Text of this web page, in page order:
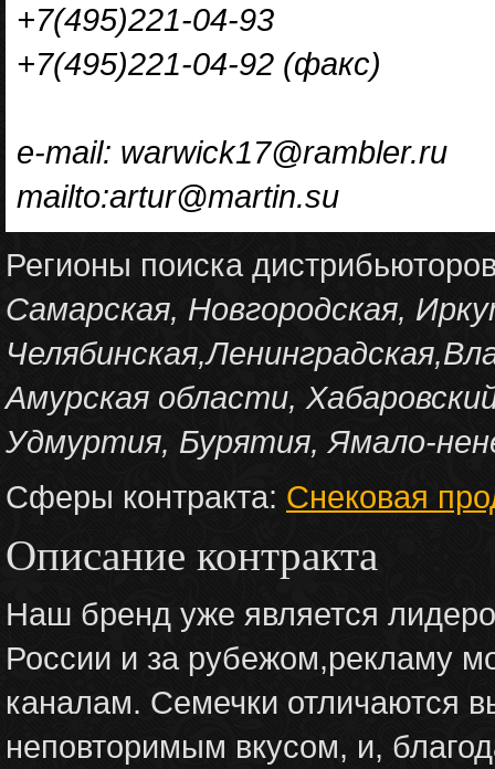
+7(495)221-04-93
+7(495)221-04-92 (факс)
e-mail: warwick17@rambler.ru
mailto:artur@martin.su
Регионы поиска
Самарская, Новгородская,
Амурская области,
Удмуртия, Бурятия, Ямало-
Сферы контракта: Снековая
Описание контракта
Наш бренд уже является
России и за рубежом,рекламу
каналам. Семечки отличаются
неповторимым вкусом, и,